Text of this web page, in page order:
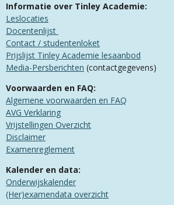
Informatie over Tinley Academie:
Leslocaties
Docentenlijst
Contact / studentenloket
Prijslijst Tinley Academie lesaanbod
Media-Persberichten (contactgegevens)
Voorwaarden en FAQ:
Algemene voorwaarden en FAQ
​AVG Verklaring
​Vrijstellingen Overzicht
Disclaimer
Examenreglement
Kalender en data:
Onderwijskalender
(Her)examendata overzicht